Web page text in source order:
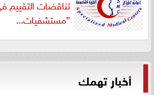
تناقضات التقييم
”مستشفيات...
أخبار تهمك